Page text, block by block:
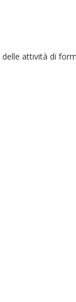
attività di